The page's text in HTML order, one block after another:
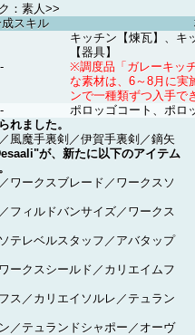
：素人>>
スキル
-
キッチン【煉瓦】、キ
【器具】
※調度品「ガレーキッ
な素材は、6～8月に実
ンで一種類ずつ入手で
-
ポロッゴコート、ポロ
れました。
風魔手裏剣／伊賀手裏剣／鏑矢
が、新たに以下のアイテム
ワークスブレード／ワークスソ
フィルドバンサイズ／ワークス
テレベルスタッフ／アバタップ
ークスシールド／カリエイムフ
ス／カリエイソルレ／テュラン
／テュランドシャポー／オーヴ